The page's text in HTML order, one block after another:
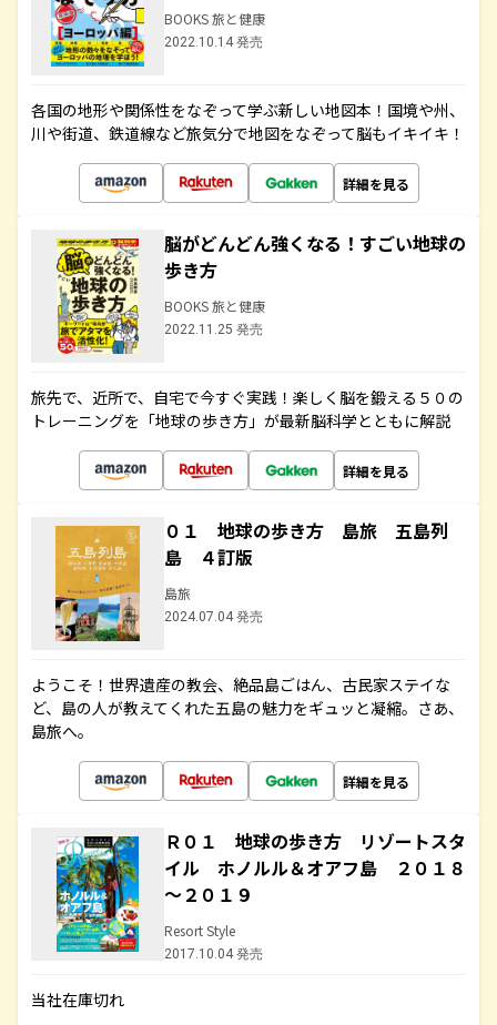
BOOKS 旅と健康
2022.10.14 発売
各国の地形や関係性をなぞって学ぶ新しい地図本！国境や州、
川や街道、鉄道線など旅気分で地図をなぞって脳もイキイキ！
詳細を見る
脳がどんどん強くなる！すごい地球の
歩き方
BOOKS 旅と健康
2022.11.25 発売
旅先で、近所で、自宅で今すぐ実践！楽しく脳を鍛える５０の
トレーニングを「地球の歩き方」が最新脳科学とともに解説
詳細を見る
０１ 地球の歩き方 島旅 五島列
島 ４訂版
島旅
2024.07.04 発売
ようこそ！世界遺産の教会、絶品島ごはん、古民家ステイな
ど、島の人が教えてくれた五島の魅力をギュッと凝縮。さあ、
島旅へ。
詳細を見る
Ｒ０１ 地球の歩き方 リゾートスタ
イル ホノルル＆オアフ島 ２０１８
～２０１９
Resort Style
2017.10.04 発売
当社在庫切れ